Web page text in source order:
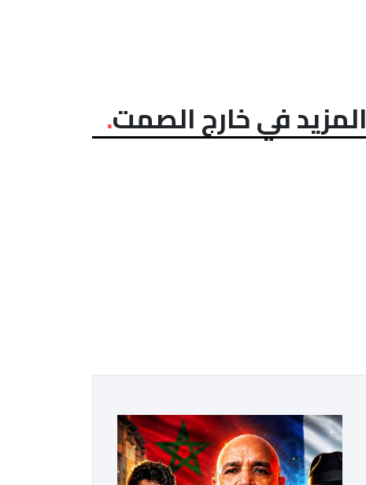
المزيد في خارج الصمت